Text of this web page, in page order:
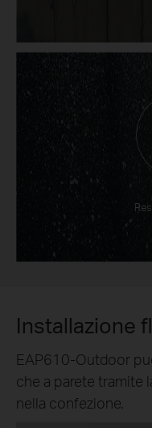
Installazione
EAP610-Outdoor
che a parete tramite
nella confezione.